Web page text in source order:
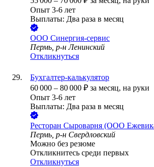
Опыт 3-6 лет
Выплаты: Два раза в месяц
ООО Синергия-сервис
Пермь, р-н Ленинский
Откликнуться
Бухгалтер-калькулятор
60 000 – 80 000 ₽ за месяц, на руки
Опыт 3-6 лет
Выплаты: Два раза в месяц
Ресторан Сыроварня (ООО
Пермь, р-н Свердловский
Можно без резюме
Откликнитесь среди первых
Откликнуться